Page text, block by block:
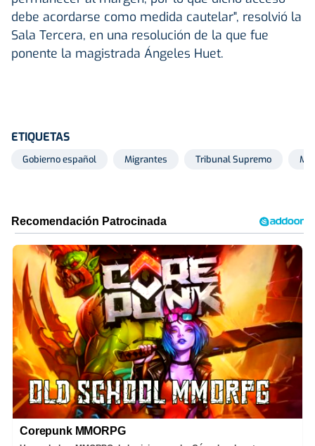
debe acordarse como medida cautelar", resolvió la
Sala Tercera, en una resolución de la que fue
ponente la magistrada Ángeles Huet.
ETIQUETAS
Gobierno español Migrantes Tribunal Supremo
Corepunk MMORPG